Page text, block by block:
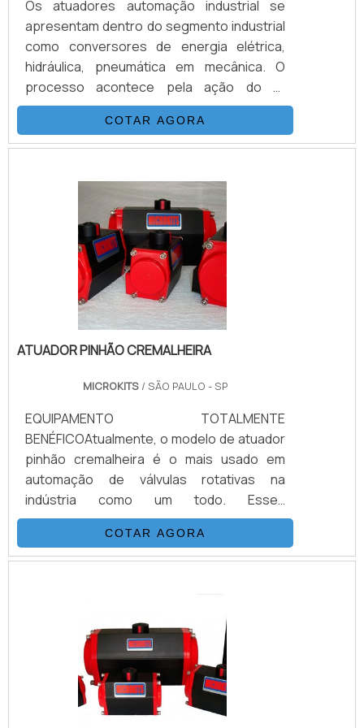
Os atuadores automação industrial se
apresentam dentro do segmento industrial
como conversores de energia elétrica,
hidráulica, pneumática em mecânica. O
processo acontece pela ação do ar
comprimido de qualidade dentro do atuador,
e redirecionado de acordo com o tipo de
equipamento que melhor se encaixa dentro
que deve ser aplicada. ATUADORES
AUTOMAÇÃO INDUSTRIAL DISPONÍVEIS NO
MERCADOExistem vários modelos de
atuadores disponíveis no mercado feitos
COTAR AGORA
ATUADOR PINHÃO CREMALHEIRA
MICROKITS/ SÃO PAULO - SP
EQUIPAMENTO TOTALMENTE
BENÉFICOAtualmente, o modelo de atuador
pinhão cremalheira é o mais usado em
automação de válvulas rotativas na
indústria como um todo. Esses
equipamentos são relativamente simples
em sua concepção, de fácil ou pouca
manutenção, e com um aspecto geral
competitivo em comparação aos modelos
similares, mas principalmente por conta de
sua engenharia simples e funcional do
produto. Este equipamento foi criado e.
COTAR AGORA